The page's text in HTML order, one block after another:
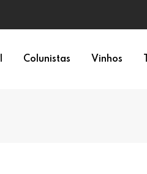
Colunistas Vinhos